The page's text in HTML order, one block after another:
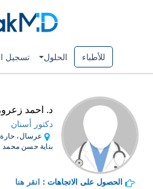
للأطباء الحلول تسجيل
د. احمد زعرور
دكتور أسنان
عرسال،
بناية حسن محمد
الحصول على الاتجاهات : انقر هنا